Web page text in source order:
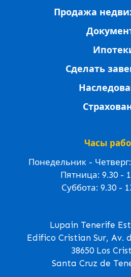
Продажа
Сделать
Часы
Понедельник - Четверг:
Пятница: 9.30 -
Суббота: 9.30 -
Lupain Tenerife
Edifico Cristian Sur, Av.
38650 Los
Santa Cruz de